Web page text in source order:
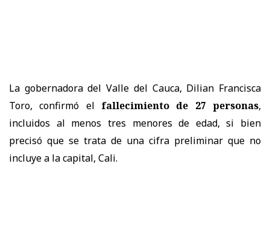
La gobernadora del Valle del Cauca, Dilian Francisca
Toro, confirmó el fallecimiento de 27 personas,
incluidos al menos tres menores de edad, si bien
precisó que se trata de una cifra preliminar que no
incluye a la capital, Cali.